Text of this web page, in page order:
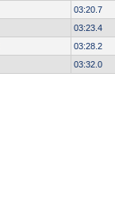
03:20.7
03:23.4
03:28.2
03:32.0